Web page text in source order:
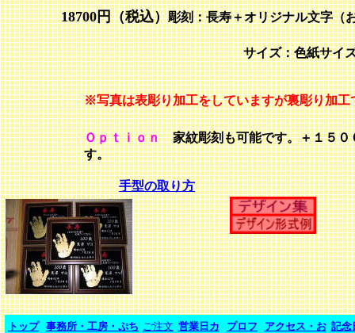
トップ 事務所・工房・ぷち ご注文 営業日カ
プロフ
アクセス・お 記念
サイズ：色紙サイ
18700円（税込）彫刻：長寿＋オリジナル文字（
手型の取り方
Ｏｐｔｉｏｎ
家紋彫刻も可能です。＋１５０
す。
※写真は表彫り加工をしていますが裏彫り加工